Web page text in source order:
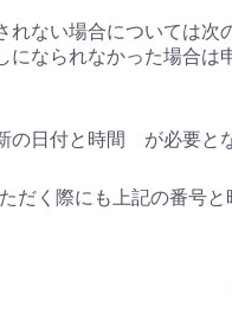
れない場合については次
になられなかった場合は
日付と時間 が必要とな
だく際にも上記の番号